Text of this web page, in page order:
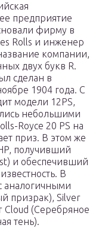
предприятие
фирму в
Rolls и инженер
компании,
двух букв R.
сделан в
1904 года. С
модели 12PS,
небольшими
Royce 20 PS на
приз. В этом же
получивший
и обеспечивший
В
аналогичными
призрак), Silver
Cloud (Серебряное
тень).